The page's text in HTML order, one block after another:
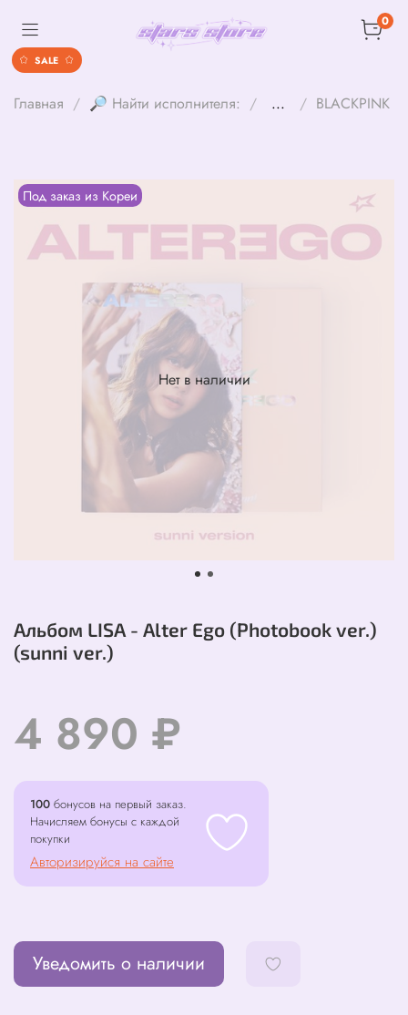
0
Главная 🔎 Найти исполнителя: ... BLACKPINK
Нет в наличии
Под заказ из Кореи
Альбом LISA - Alter Ego (Photobook ver.)
(sunni ver.)
4 890 ₽
100 бонусов на первый заказ.
Начисляем бонусы с каждой
покупки
Авторизируйся на сайте
Уведомить о наличии